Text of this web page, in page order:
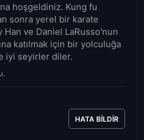
hoşgeldiniz. Kung fu
sonra yerel bir karate
ve Daniel LaRusso'nun
katılmak için bir yolculuğa
iyi seyirler diler.
HATA BILDIR